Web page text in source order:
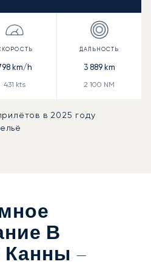
km/h
431 kts
3 889km
2 100 NM
в 2025 году
В
Канны –